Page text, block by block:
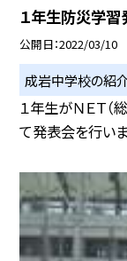
１年生防災学
公開日 2022/03/10
成岩中学校の紹
１年生がＮＥＴ
て発表会を行い